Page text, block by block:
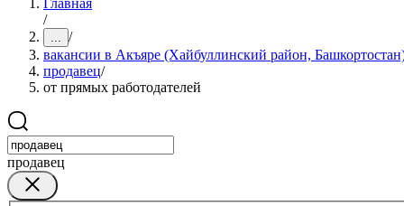
Главная
/
... /
вакансии в Акъяре (Хайбуллинский район,
продавец/
от прямых работодателей
продавец